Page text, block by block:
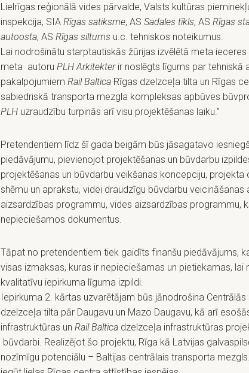
Lielrīgas reģionālā vides pārvalde, Valsts kultūras
inspekcija, SIA Rīgas satiksme, AS Sadales tīkls, AS Rīgas
autoosta, AS Rīgas siltums u.c. tehniskos noteikumus.
Lai nodrošinātu starptautiskās žūrijas izvēlētā meta ieceres
meta autoru PLH Arkitekterir noslēgts līgums par tehniskā
pakalpojumiem Rail Baltica Rīgas dzelzceļa tilta un Rīgas
sabiedriskā transporta mezgla kompleksas apbūves
PLH uzraudzību turpinās arī visu projektēšanas laiku.”
Pretendentiem līdz šī gada beigām būs jāsagatavo
piedāvājumu, pievienojot projektēšanas un būvdarbu
projektēšanas un būvdarbu veikšanas koncepciju, projekta
shēmu un aprakstu, videi draudzīgu būvdarbu veicināšanas
aizsardzības programmu, vides aizsardzības programmu,
nepieciešamos dokumentus.
Tāpat no pretendentiem tiek gaidīts finanšu piedāvājums,
visas izmaksas, kuras ir nepieciešamas un pietiekamas, lai
kvalitatīvu iepirkuma līguma izpildi.
Iepirkuma 2. kārtas uzvarētājam būs jānodrošina Centrālās
dzelzceļa tilta pār Daugavu un Mazo Daugavu, kā arī
infrastruktūras un Rail Baltica dzelzceļa infrastruktūras
būvdarbi. Realizējot šo projektu, Rīga kā Latvijas
nozīmīgu potenciālu – Baltijas centrālais transporta